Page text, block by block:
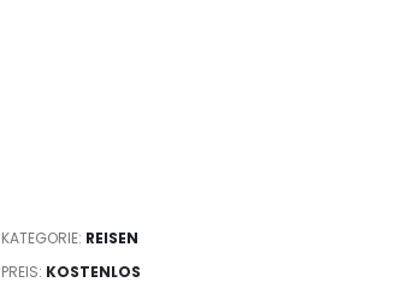
KATEGORIE: REISEN
PREIS: KOSTENLOS